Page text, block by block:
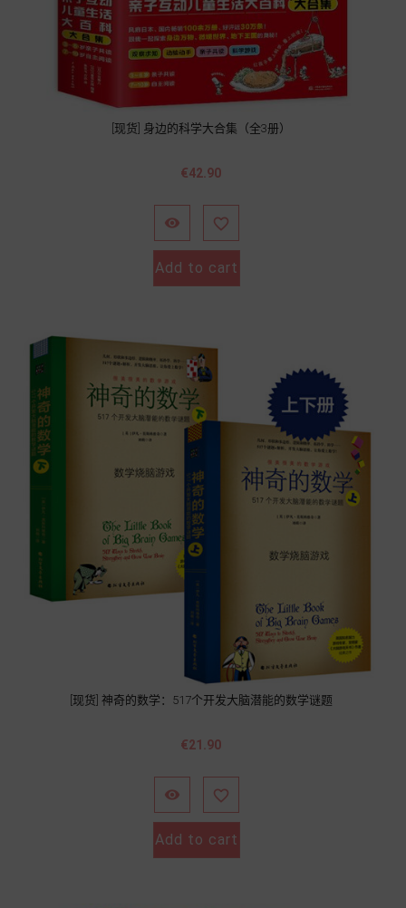
[现货] 身边的科学大合集（全3册）
Price
€42.90
 
Add to cart
[现货] 神奇的数学：517个开发大脑潜能的数学谜题
Price
€21.90
 
Add to cart